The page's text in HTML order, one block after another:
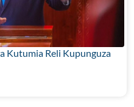
Kutumia Reli Kupunguza